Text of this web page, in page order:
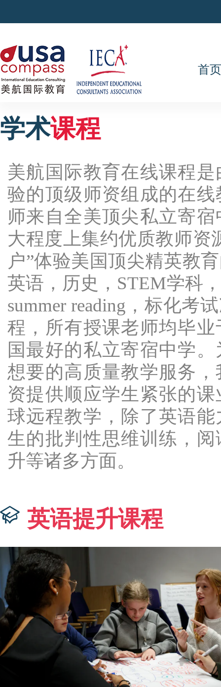
首页
学术课程
美航国际教育在线课程
验的顶级师资组成的在
师来自全美顶尖私立寄
大程度上集约优质教师资
户”体验美国顶尖精英教
英语，历史，STEM学科
summer reading，标化考
程，所有授课老师均毕
国最好的私立寄宿中学
想要的高质量教学服务
资提供顺应学生紧张的
球远程教学，除了英语
生的批判性思维训练，
升等诸多方面。
英语提升课程